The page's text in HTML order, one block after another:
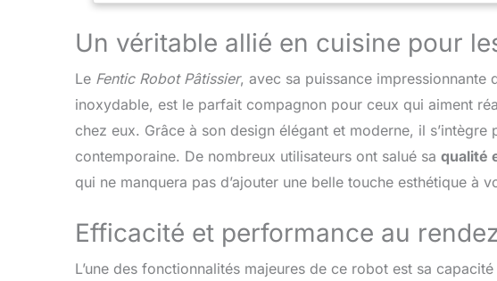
accessoires : un crochet
pizza ou le pain. Le batteur
ou la confection de glaces,
𝗦𝗨𝗣𝗣𝗟É𝗠𝗘𝗡𝗧𝗔𝗜𝗥𝗘𝗦 : Une
facilitant le retrait de la
d'œufs est également
blanc d'œuf. 𝗕𝗢𝗟 𝗗𝗘
un grand bol de mélange en
éclaboussures avec une
façon, votre plan de travail
Un véritable allié en cuisine pour
Le Fentic Robot Pâtissier, avec sa puissance
inoxydable, est le parfait compagnon pour ceux qui aiment
chez eux. Grâce à son design élégant et moderne, il s’intègre
contemporaine. De nombreux utilisateurs ont salué sa qualité
qui ne manquera pas d’ajouter une belle touche esthétique à
Efficacité et performance au
L’une des fonctionnalités majeures de ce robot est sa